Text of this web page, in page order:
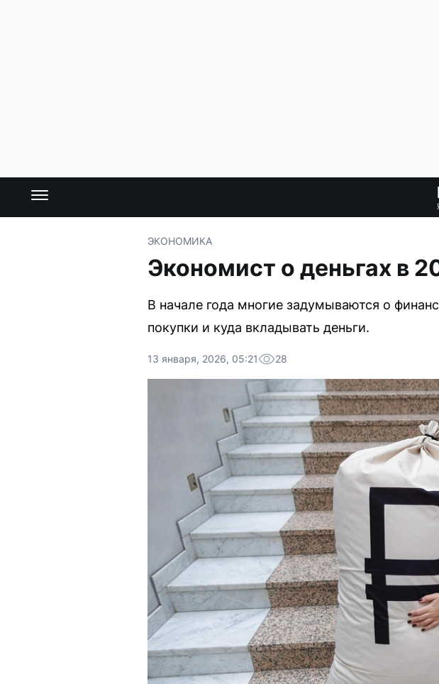
ЭКОНОМИКА
Экономист о деньгах в
В начале года многие задумываются о
покупки и куда вкладывать деньги.
13 января, 2026, 05:21 28